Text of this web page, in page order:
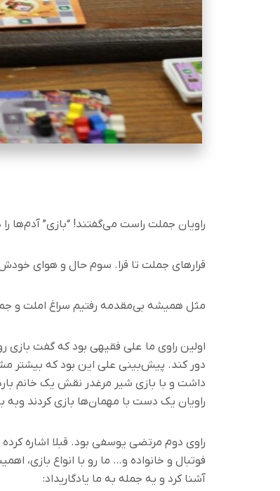
راویان جملت راست می‌گفتند! “بازی” آدم‌ها
قرارهای جملت تا قرا. سوم حال و هوای خودش
مثل همیشه بی‌مقدمه رفتیم سراغ املت و
اولین راوی ما علی فقیهی بود که گفت بازی
دور کند. پیش‌بینی علی این بود که بیشتر
داشت و با بازی شیر مرغدر نقش یک خانم
راویان یک دست با مهمان‌ها بازی کردند
راوی دوم مرتضی یوسفی بود. قبلا اشاره
فوتبال و خانواده و… ما رو با انواع بازی،
آشنا کرد و یه جمله به ما یادگاریداد: